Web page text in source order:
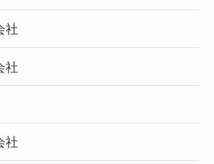
社
社
社